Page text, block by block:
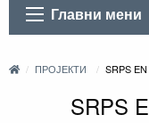
Главни мени
ПРОЈЕКТИ SRPS
SRPS